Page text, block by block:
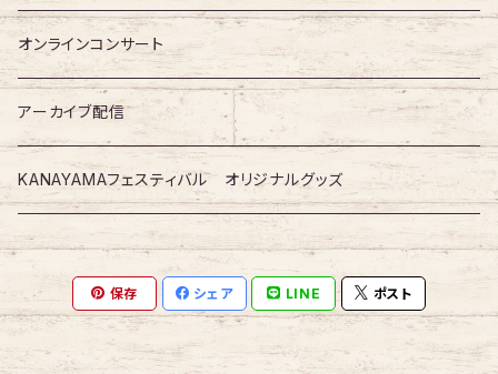
オンラインコンサート
アーカイブ配信
KANAYAMAフェスティバル オリジナルグッズ
保存 シェア LINE ポスト